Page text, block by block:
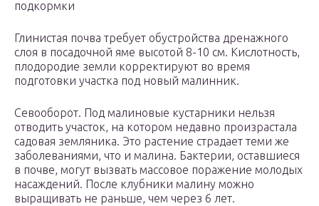
подкормки
Глинистая почва требует обустройства дренажного
слоя в посадочной яме высотой 8-10 см. Кислотность,
плодородие земли корректируют во время
подготовки участка под новый малинник.
Севооборот. Под малиновые кустарники нельзя
отводить участок, на котором недавно произрастала
садовая земляника. Это растение страдает теми же
заболеваниями, что и малина. Бактерии, оставшиеся
в почве, могут вызвать массовое поражение молодых
насаждений. После клубники малину можно
выращивать не раньше, чем через 6 лет.